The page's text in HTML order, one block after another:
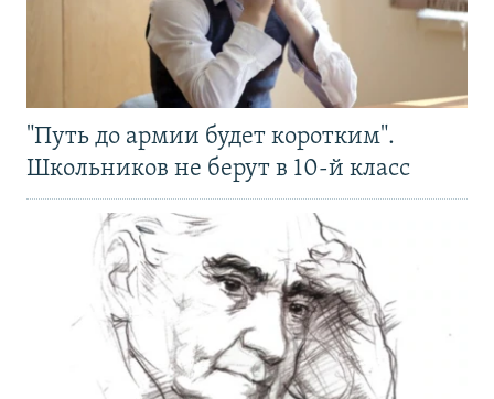
"Путь до армии будет коротким".
Школьников не берут в 10-й класс